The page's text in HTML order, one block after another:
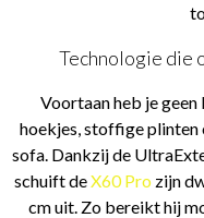
Technologie die
Voortaan heb je
hoekjes, stoffige plinten
sofa. Dankzij de
schuift deX60 Pro zijn
cm uit. Zo bereikt hij